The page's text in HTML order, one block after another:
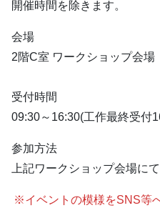
開催時間を除きます。
会場
2階C室 ワークショップ会場
受付時間
09:30～16:30(工作最終受付
参加方法
上記ワークショップ会場に
※イベントの模様をSNS等